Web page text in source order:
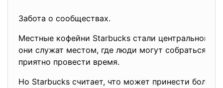
Забота о сообществах.
Местные кофейни Starbucks стали центральной
они служат местом, где люди могут собраться,
приятно провести время.
Но Starbucks считает, что может принести